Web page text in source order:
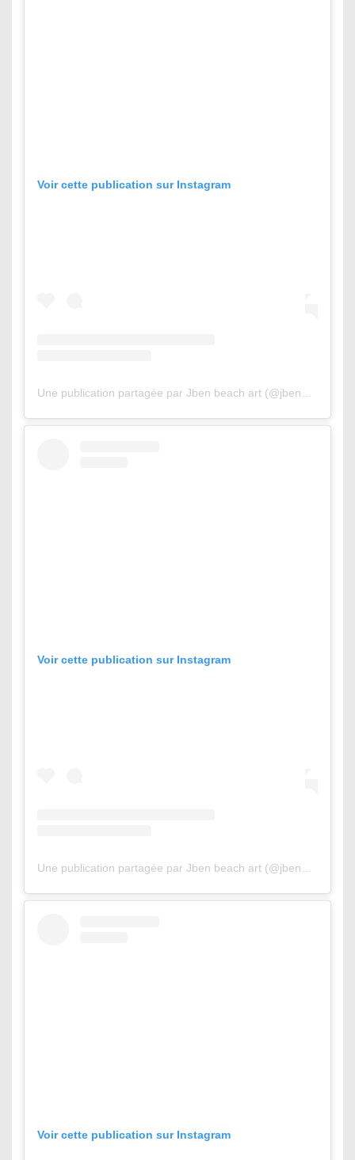
Voir cette publication sur Instagram
Une publication partagée par Jben beach art (@jbenart)
Voir cette publication sur Instagram
Une publication partagée par Jben beach art (@jbenart)
Voir cette publication sur Instagram